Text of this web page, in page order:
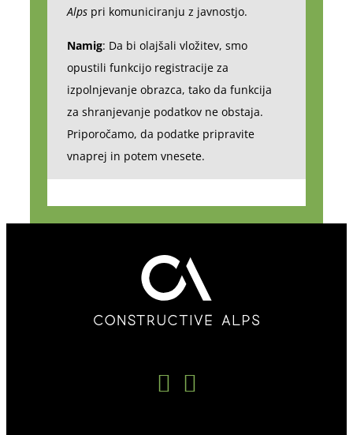
Alpspri komuniciranju z javnostjo.
Namig: Da bi olajšali vložitev, smo
opustili funkcijo registracije za
izpolnjevanje obrazca, tako da funkcija
za shranjevanje podatkov ne obstaja.
Priporočamo, da podatke pripravite
vnaprej in potem vnesete.